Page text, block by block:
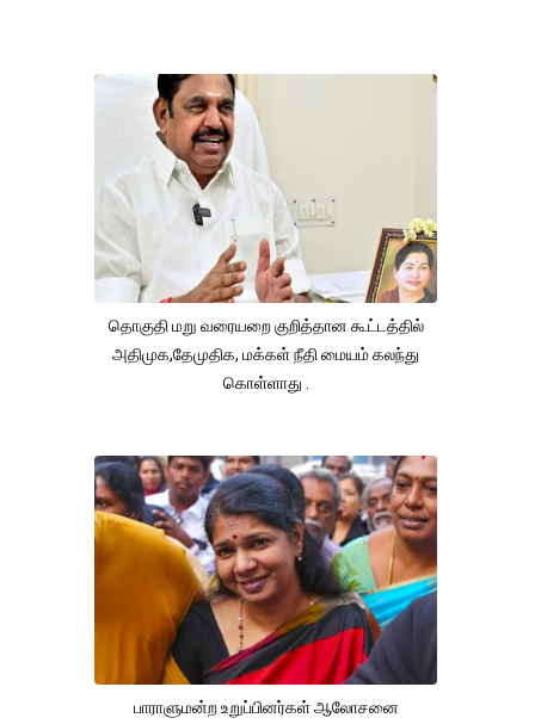
தொகுதி மறு வரையறை குறித்தான கூட்டத்தில்
அதிமுக,தேமுதிக, மக்கள் நீதி மையம் கலந்து
கொள்ளாது .
பாராளுமன்ற உறுப்பினர்கள் ஆலோசனை